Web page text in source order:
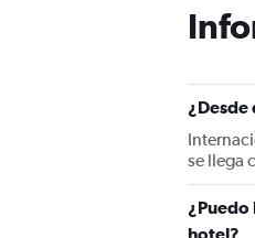
¿Desde
se llega
¿Puedo
hotel?